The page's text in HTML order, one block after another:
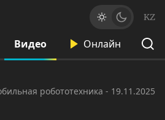
KZ
Видео Онлайн
робототехника - 19.11.2025